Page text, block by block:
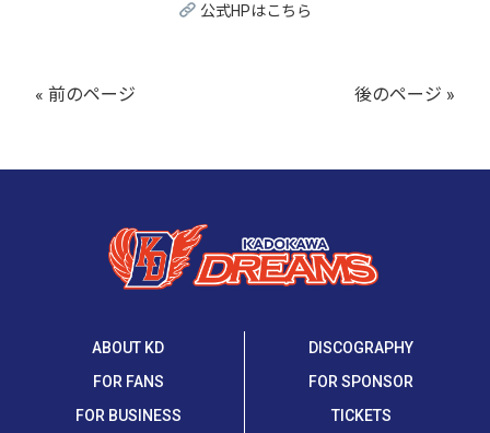
公式HPはこちら
« 前のページ 後のページ »
ABOUT KD
DISCOGRAPHY
FOR FANS
FOR SPONSOR
FOR BUSINESS
TICKETS